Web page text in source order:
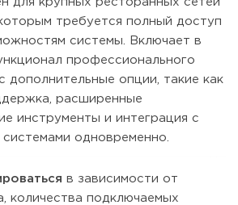
для крупных ресторанных сетей
требуется полный доступ
системы. Включает в
профессионального
дополнительные опции, такие как
расширенные
инструменты и интеграция с
системами одновременно.
в зависимости от
количества подключаемых